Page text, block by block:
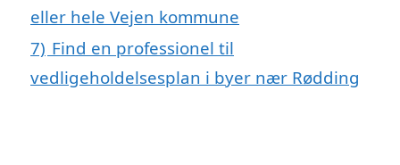
eller hele Vejen kommune
7) Find en professionel til
vedligeholdelsesplan i byer nær Rødding